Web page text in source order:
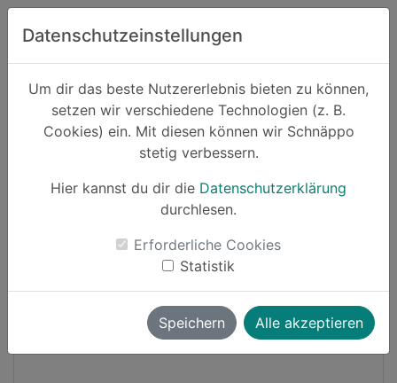
Zum Hauptinhalt springen
Datenschutzeinstellungen
Um dir das beste Nutzererlebnis bieten zu können,
setzen wir verschiedene Technologien (z. B.
Cookies) ein. Mit diesen können wir Schnäppo
stetig verbessern.
Hier kannst du dir die Datenschutzerklärung
durchlesen.
Erforderliche Cookies
Statistik
Speichern Alle akzeptieren
Suchen
Schnäppchen Haushalt und Garten
Black Friday Cashback